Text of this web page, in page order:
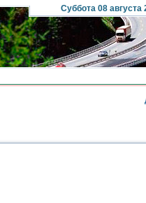
Суббота08 августа